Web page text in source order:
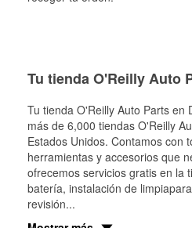
Tu tienda O'Reilly Auto
Tu tienda O'Reilly Auto Parts en
más de 6,000 tiendas O'Reilly
Estados Unidos. Contamos con
herramientas y accesorios que
ofrecemos servicios gratis en la
batería, instalación de
revisión...